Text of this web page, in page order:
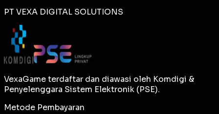
PT VEXA DIGITAL SOLUTIONS
VexaGame terdaftar dan diawasi oleh Komdigi &
Penyelenggara Sistem Elektronik (PSE).
Metode Pembayaran